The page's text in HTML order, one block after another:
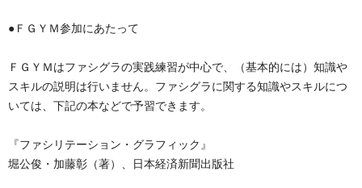
●ＦＧＹＭ参加にあたって
ＦＧＹＭはファシグラの実践練習が中心で、（基本的には）知識や
スキルの説明は行いません。ファシグラに関する知識やスキルにつ
いては、下記の本などで予習できます。
『ファシリテーション・グラフィック』
堀公俊・加藤彰（著）、日本経済新聞出版社